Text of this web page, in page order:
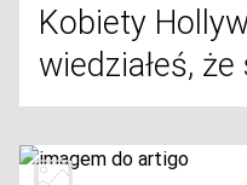
Kobiety
wiedziałeś,